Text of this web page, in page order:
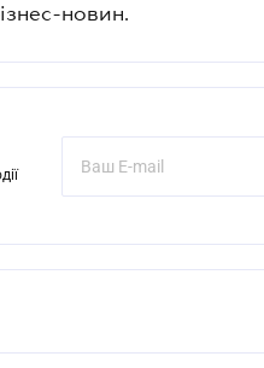
новин.